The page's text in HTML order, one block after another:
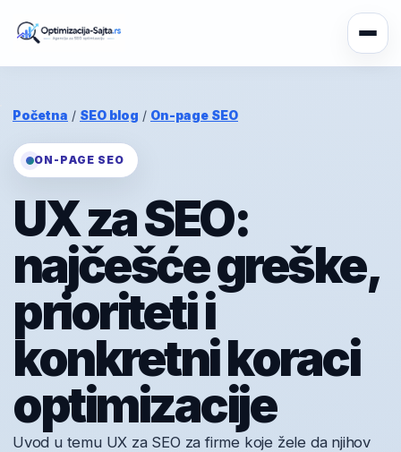
Početna / SEO blog / On-page SEO
ON-PAGE SEO
UX za SEO:
najčešće greške,
prioriteti i
konkretni koraci
optimizacije
Uvod u temu UX za SEO za firme koje žele da njihov